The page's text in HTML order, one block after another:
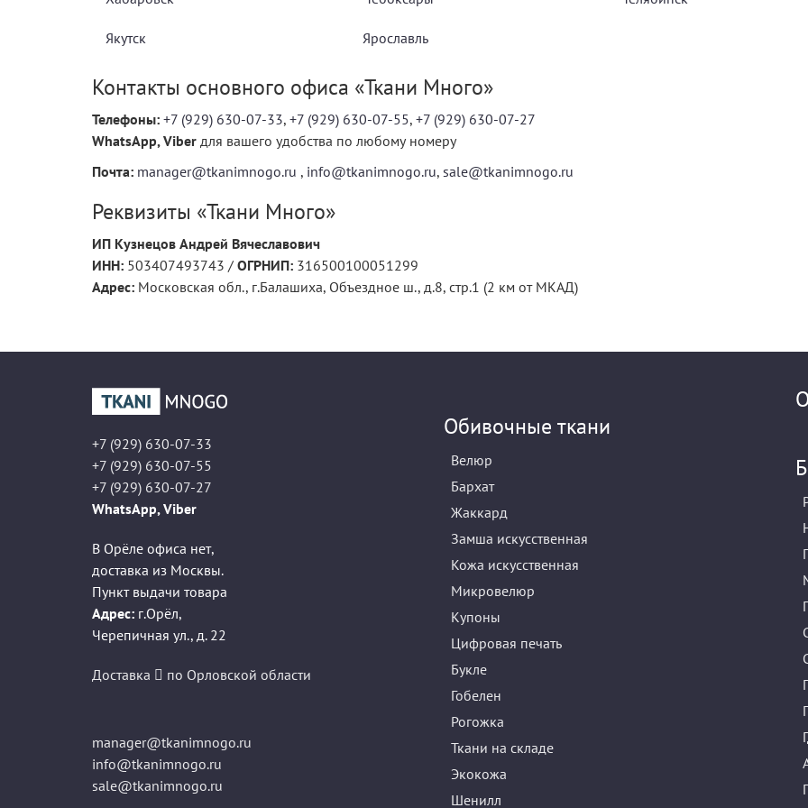
Якутск Ярославль
Контакты основного офиса «Ткани Много»
Телефоны: +7 (929) 630-07-33, +7 (929) 630-07-55, +7 (929) 630-07-27
WhatsApp, Viber для вашего удобства по любому номеру
Почта: manager@tkanimnogo.ru , info@tkanimnogo.ru, sale@tkanimnogo.ru
Реквизиты «Ткани Много»
ИП Кузнецов Андрей Вячеславович
ИНН: 503407493743 / ОГРНИП: 316500100051299
Адрес: Московская обл., г.Балашиха, Объездное ш., д.8, стр.1 (2 км от МКАД)
+7 (929) 630-07-33
+7 (929) 630-07-55
+7 (929) 630-07-27
WhatsApp, Viber
В Орёле офиса нет,
доставка из Москвы.
Пункт выдачи товара
Адрес: г.Орёл,
Черепичная ул., д. 22
Доставка по Орловской области
manager@tkanimnogo.ru
info@tkanimnogo.ru
sale@tkanimnogo.ru
Обивочные ткани
Велюр
Бархат
Жаккард
Замша искусственная
Кожа искусственная
Микровелюр
Купоны
Цифровая печать
Букле
Гобелен
Рогожка
Ткани на складе
Экокожа
Шенилл